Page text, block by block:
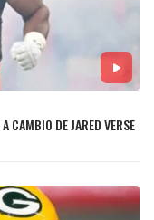
CAMBIO DE JARED VERSE